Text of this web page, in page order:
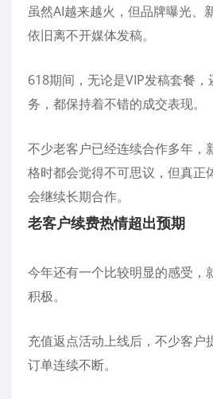
虽然AI越来越火，但品牌曝光、
依旧离不开媒体发稿。
618期间，无论是VIP发稿套餐
务，都保持着不错的成交表现。
不少老客户已经连续合作多年，
格时都会觉得不可思议，但真正
会继续长期合作。
老客户续费热情超出预期
今年还有一个比较明显的感受，
积极。
充值返点活动上线后，不少客户
订单连续不断。